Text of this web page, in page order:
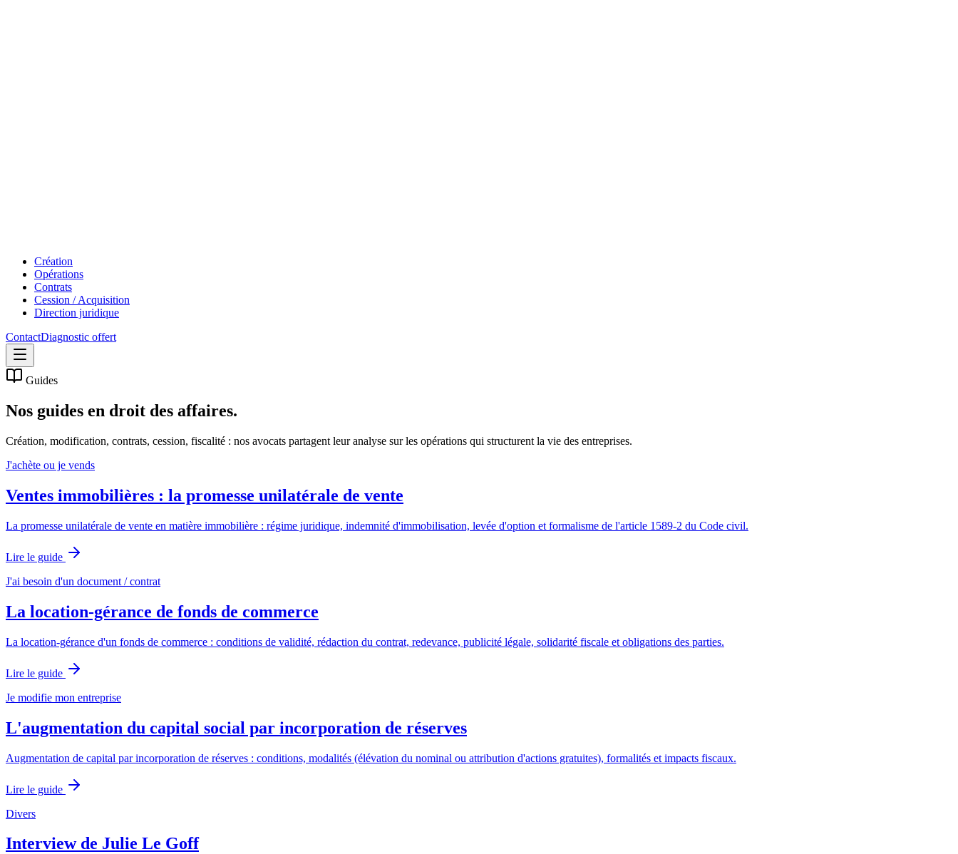
Création
Opérations
Contrats
Cession / Acquisition
Direction juridique
ContactDiagnostic offert
Guides
Nos guides en droit des affaires.
Création, modification, contrats, cession, fiscalité : nos avocats partagent leur analyse sur les opérations qui structurent la vie des entreprises.
J'achète ou je vends
Ventes immobilières : la promesse unilatérale de vente
La promesse unilatérale de vente en matière immobilière : régime juridique, indemnité d'immobilisation, levée d'option et formalisme de l'article 1589-2 du Code civil.
Lire le guide
J'ai besoin d'un document / contrat
La location-gérance de fonds de commerce
La location-gérance d'un fonds de commerce : conditions de validité, rédaction du contrat, redevance, publicité légale, solidarité fiscale et obligations des parties.
Lire le guide
Je modifie mon entreprise
L'augmentation du capital social par incorporation de réserves
Augmentation de capital par incorporation de réserves : conditions, modalités (élévation du nominal ou attribution d'actions gratuites), formalités et impacts fiscaux.
Lire le guide
Divers
Interview de Julie Le Goff